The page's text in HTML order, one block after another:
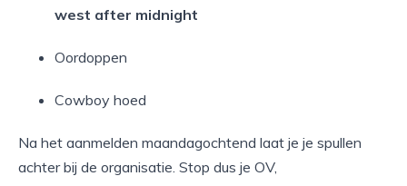
west after midnight
Oordoppen
Cowboy hoed
Na het aanmelden maandagochtend laat je je spullen
achter bij de organisatie. Stop dus je OV,